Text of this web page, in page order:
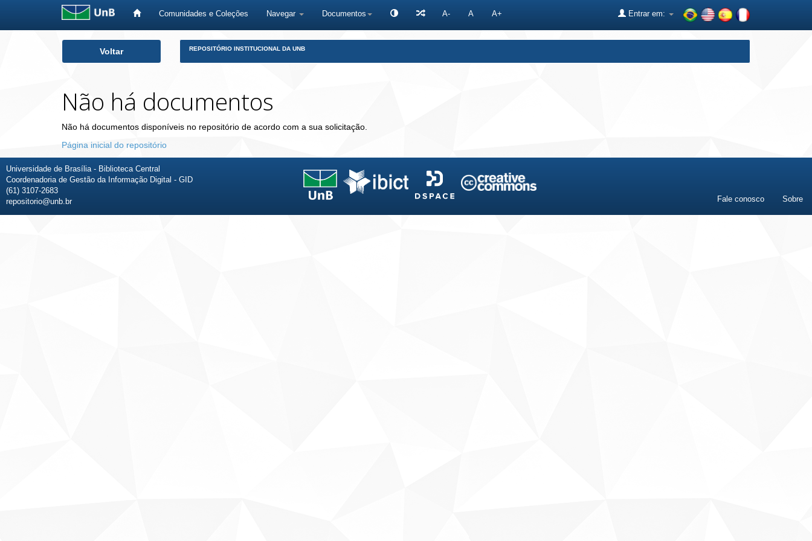
Comunidades e Coleções Navegar Documentos A- A A+ Entrar em:
Voltar REPOSITÓRIO INSTITUCIONAL DA UNB
Não há documentos
Não há documentos disponíveis no repositório de acordo com a sua solicitação.
Página inicial do repositório
Universidade de Brasília - Biblioteca Central
Coordenadoria de Gestão da Informação Digital - GID
(61) 3107-2683
repositorio@unb.br
Fale conosco Sobre